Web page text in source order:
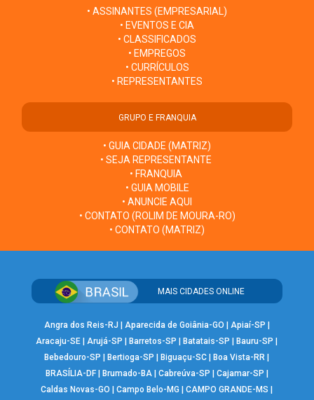
• ASSINANTES (EMPRESARIAL)
• EVENTOS E CIA
• CLASSIFICADOS
• EMPREGOS
• CURRÍCULOS
• REPRESENTANTES
GRUPO E FRANQUIA
• GUIA CIDADE (MATRIZ)
• SEJA REPRESENTANTE
• FRANQUIA
• GUIA MOBILE
• ANUNCIE AQUI
• CONTATO (ROLIM DE MOURA-RO)
• CONTATO (MATRIZ)
MAIS CIDADES ONLINE
Angra dos Reis-RJ Aparecida de Goiânia-GO Apiaí-SP
Aracaju-SE |Arujá-SP Barretos-SP Batatais-SP Bauru-SP
Bebedouro-SP
Bertioga-SP Biguaçu-SC Boa Vista-RR
BRASÍLIA-DF| Brumado-BA| Cabreúva-SP Cajamar-SP
Caldas Novas-GO
|Campo Belo-MG |CAMPO GRANDE-MS